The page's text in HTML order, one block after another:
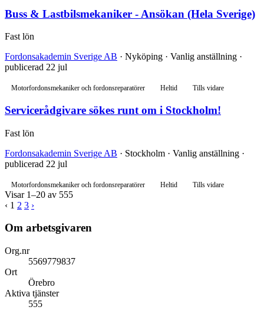
Buss & Lastbilsmekaniker - Ansökan (Hela Sverige)
Fast lön
Fordonsakademin Sverige AB · Nyköping · Vanlig anställning ·
publicerad 22 jul
Motorfordonsmekaniker och fordonsreparatörer Heltid Tills vidare
Servicerådgivare sökes runt om i Stockholm!
Fast lön
Fordonsakademin Sverige AB · Stockholm · Vanlig anställning ·
publicerad 22 jul
Motorfordonsmekaniker och fordonsreparatörer Heltid Tills vidare
Visar 1–20 av 555
‹ 1 2 3 ›
Om arbetsgivaren
Org.nr
5569779837
Ort
Örebro
Aktiva tjänster
555